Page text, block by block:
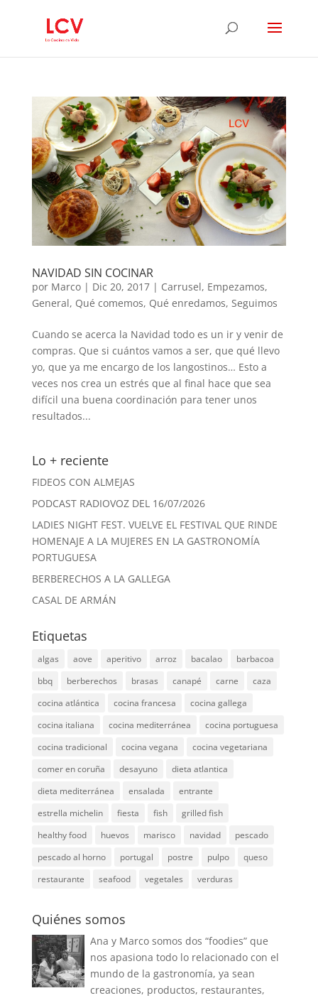
NAVIDAD SIN COCINAR
por Marco| Dic 20, 2017| Carrusel, Empezamos,
General, Qué comemos, Qué enredamos, Seguimos
Cuando se acerca la Navidad todo es un ir y venir de
compras. Que si cuántos vamos a ser, que qué llevo
yo, que ya me encargo de los langostinos… Esto a
veces nos crea un estrés que al final hace que sea
difícil una buena coordinación para tener unos
resultados...
Lo + reciente
FIDEOS CON ALMEJAS
PODCAST RADIOVOZ DEL 16/07/2026
LADIES NIGHT FEST. VUELVE EL FESTIVAL QUE RINDE
HOMENAJE A LA MUJERES EN LA GASTRONOMÍA
PORTUGUESA
BERBERECHOS A LA GALLEGA
CASAL DE ARMÁN
Etiquetas
algas aove aperitivo arroz bacalao
barbacoa
bbq
berberechos brasas canapé carne
caza
cocina atlántica
cocina francesa
cocina gallega
cocina italiana
cocina mediterránea
cocina portuguesa
cocina tradicional
cocina vegana
cocina vegetariana
comer en coruña
desayuno
dieta atlantica
dieta mediterránea
ensalada
entrante
estrella michelin
fiesta fish
grilled fish
healthy food
huevos marisco navidad
pescado
pescado al horno
portugal postre pulpo
queso
restaurante
seafood vegetales verduras
Quiénes somos
Ana y Marco somos dos “foodies” que
nos apasiona todo lo relacionado con el
mundo de la gastronomía, ya sean
creaciones, productos, restaurantes,